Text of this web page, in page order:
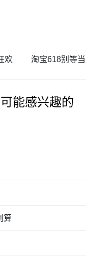
欢
能感兴趣的
算